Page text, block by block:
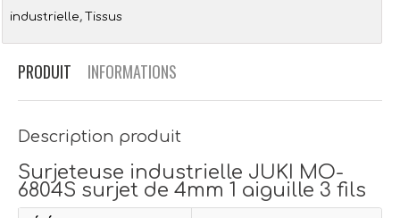
industrielle, Tissus
PRODUIT INFORMATIONS
Description produit
Surjeteuse industrielle JUKI MO-
6804S surjet de 4mm 1 aiguille 3 fils